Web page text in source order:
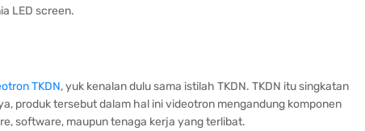
LED screen.
TKDN, yuk kenalan dulu sama istilah TKDN. TKDN itu singkatan
produk tersebut dalam hal ini videotron mengandung komponen
software, maupun tenaga kerja yang terlibat.